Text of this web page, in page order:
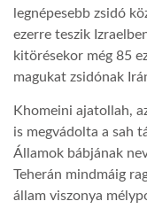
AFRIKA TUDÁSTÁR
LINKTR.EE
GLOBOZSARU
legnépesebb zsidó
ezerre teszik
kitörésekor még 85
magukat zsidónak
Khomeini ajatollah,
is megvádolta a sah
Államok bábjának
Teherán mindmáig
állam viszonya